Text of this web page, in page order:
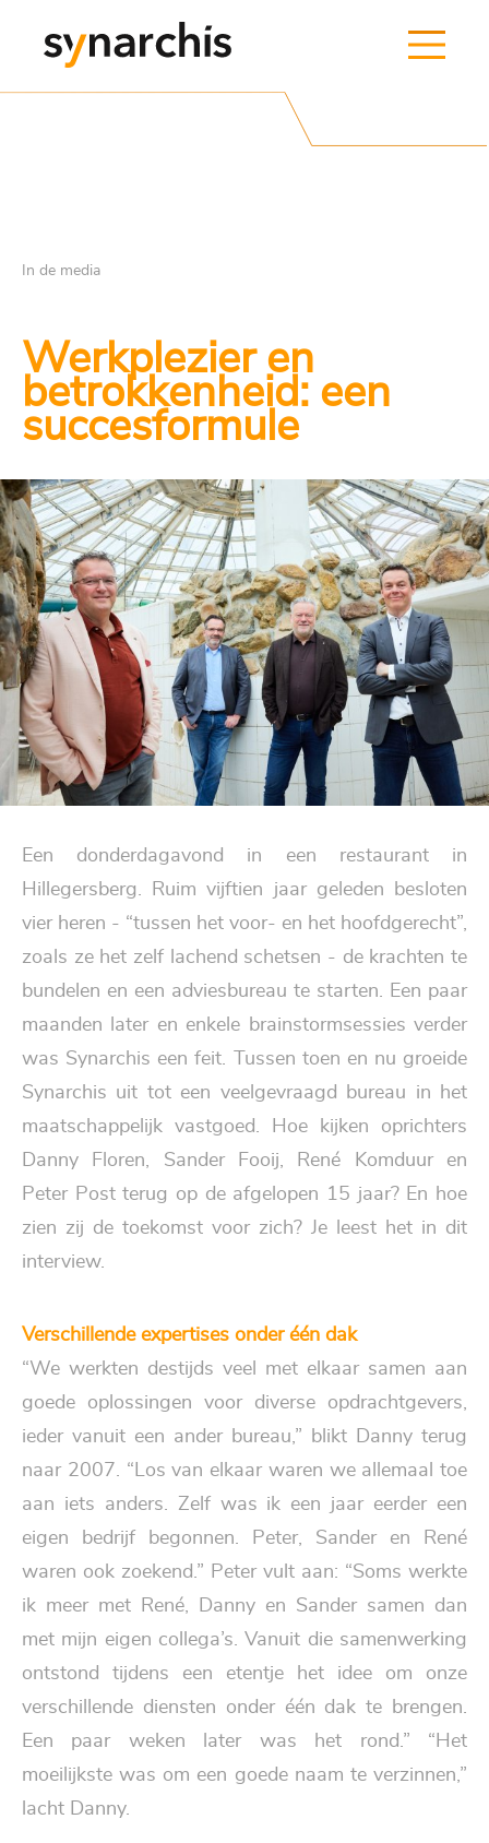
In de media
Werkplezier en
betrokkenheid: een
succesformule
Een donderdagavond in een restaurant in
Hillegersberg. Ruim vijftien jaar geleden besloten
vier heren - “tussen het voor- en het hoofdgerecht”,
zoals ze het zelf lachend schetsen - de krachten te
bundelen en een adviesbureau te starten. Een paar
maanden later en enkele brainstormsessies verder
was Synarchis een feit. Tussen toen en nu groeide
Synarchis uit tot een veelgevraagd bureau in het
maatschappelijk vastgoed. Hoe kijken oprichters
Danny Floren, Sander Fooij, René Komduuren
Peter Postterug op de afgelopen 15 jaar? En hoe
zien zij de toekomst voor zich? Je leest het in dit
interview.
Verschillende expertises onder één dak
“We werkten destijds veel met elkaar samen aan
goede oplossingen voor diverse opdrachtgevers,
ieder vanuit een ander bureau,” blikt Danny terug
naar 2007. “Los van elkaar waren we allemaal toe
aan iets anders. Zelf was ik een jaar eerder een
eigen bedrijf begonnen. Peter, Sander en René
waren ook zoekend.” Peter vult aan: “Soms werkte
ik meer met René, Danny en Sander samen dan
met mijn eigen collega’s. Vanuit die samenwerking
ontstond tijdens een etentje het idee om onze
verschillende diensten onder één dak te brengen.
Een paar weken later was het rond.” “Het
moeilijkste was om een goede naam te verzinnen,”
lacht Danny.